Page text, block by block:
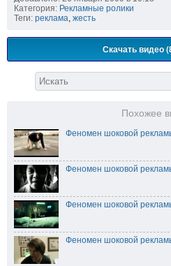
Категория: Рекламные ролики
Теги: реклама жесть
Скачать видео
Похожее
Феномен шоковой
Феномен шоковой
Феномен шоковой
Феномен шоковой